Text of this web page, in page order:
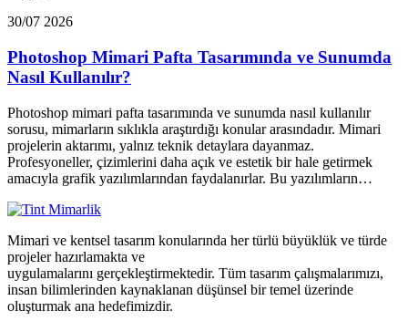
30/07 2026
Photoshop Mimari Pafta Tasarımında ve Sunumda
Nasıl Kullanılır?
Photoshop mimari pafta tasarımında ve sunumda nasıl kullanılır
sorusu, mimarların sıklıkla araştırdığı konular arasındadır. Mimari
projelerin aktarımı, yalnız teknik detaylara dayanmaz.
Profesyoneller, çizimlerini daha açık ve estetik bir hale getirmek
amacıyla grafik yazılımlarından faydalanırlar. Bu yazılımların…
Mimari ve kentsel tasarım konularında her türlü büyüklük ve türde
projeler hazırlamakta ve
uygulamalarını gerçekleştirmektedir. Tüm tasarım çalışmalarımızı,
insan bilimlerinden kaynaklanan düşünsel bir temel üzerinde
oluşturmak ana hedefimizdir.